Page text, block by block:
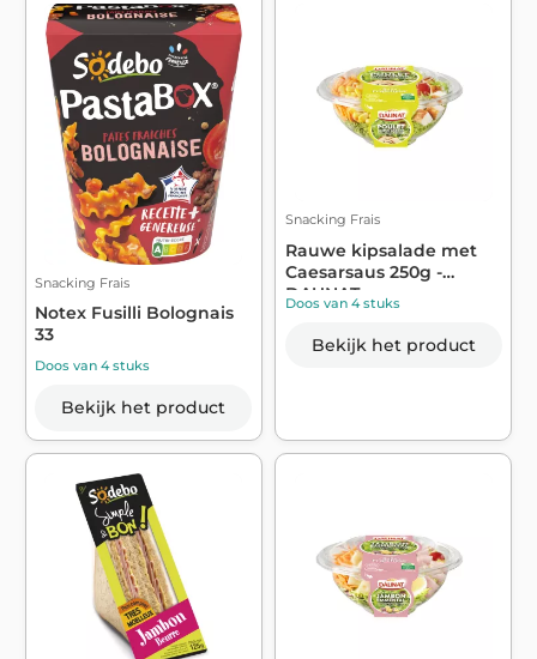
Snacking Frais
Notex Fusilli Bolognais
33
Doos van 4 stuks
Bekijk het product
Snacking Frais
Rauwe kipsalade met
Caesarsaus 250g -
DAUNAT
Doos van 4 stuks
Bekijk het product